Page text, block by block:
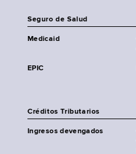
Seguro de Salud
Medicaid
EPIC
Créditos Tributarios
Ingresos devengados